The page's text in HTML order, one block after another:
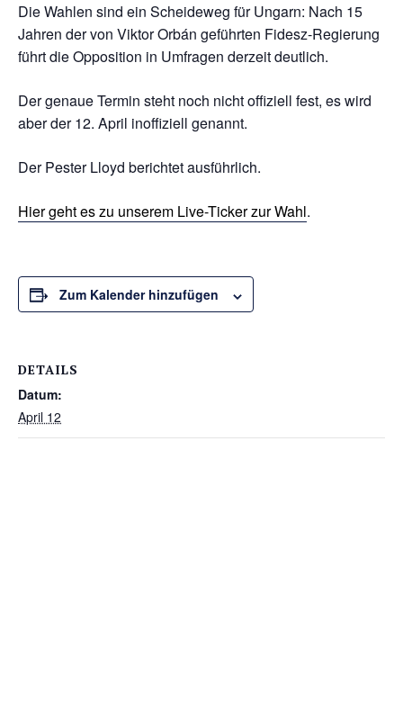
Die Wahlen sind ein Scheideweg für Ungarn: Nach 15
Jahren der von Viktor Orbán geführten Fidesz-Regierung
führt die Opposition in Umfragen derzeit deutlich.
Der genaue Termin steht noch nicht offiziell fest, es wird
aber der 12. April inoffiziell genannt.
Der Pester Lloyd berichtet ausführlich.
Hier geht es zu unserem Live-Ticker zur Wahl.
Zum Kalender hinzufügen
DETAILS
Datum:
April 12